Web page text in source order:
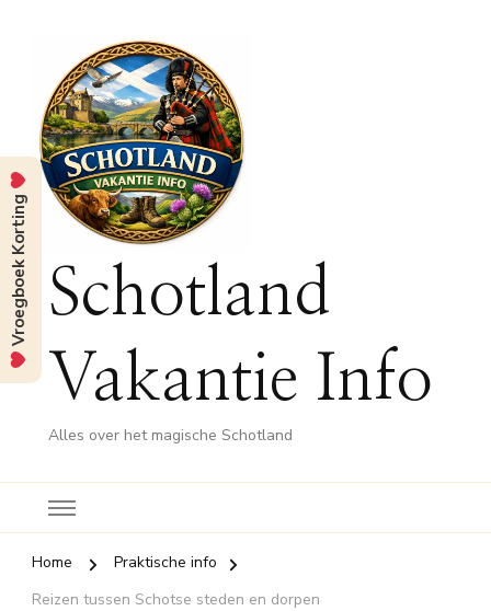
Schotland
Vakantie Info
Alles over het magische Schotland
Home
Praktische info
Reizen tussen Schotse steden en dorpen
Vroegboek Korting